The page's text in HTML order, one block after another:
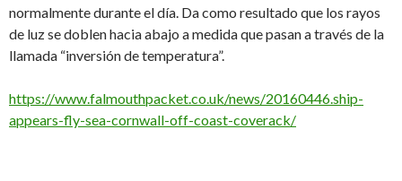
normalmente durante el día. Da como resultado que los rayos
de luz se doblen hacia abajo a medida que pasan a través de la
llamada “inversión de temperatura”.
https://www.falmouthpacket.co.uk/news/20160446.ship-
appears-fly-sea-cornwall-off-coast-coverack/